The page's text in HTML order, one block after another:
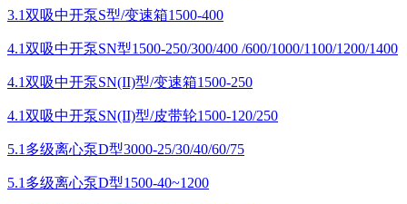
3.1双吸中开泵S型/变速箱1500-400
4.1双吸中开泵SN型1500-250/300/400 /600/1000/1100/1200/1400
4.1双吸中开泵SN(II)型/变速箱1500-250
4.1双吸中开泵SN(II)型/皮带轮1500-120/250
5.1多级离心泵D型3000-25/30/40/60/75
5.1多级离心泵D型1500-40~1200